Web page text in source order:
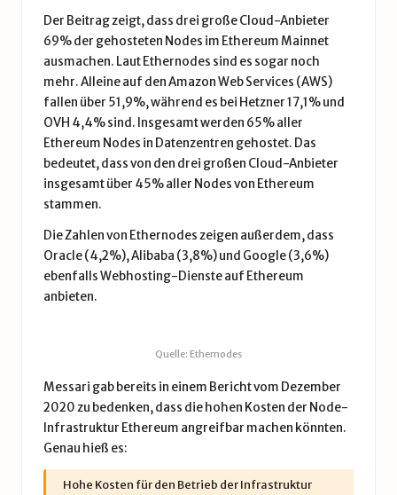
Der Beitragzeigt, dass drei große Cloud-Anbieter
69% der gehosteten Nodes im Ethereum Mainnet
ausmachen. Laut Ethernodes sind es sogar noch
mehr. Alleine auf den Amazon Web Services (AWS)
fallen über 51,9%, während es bei Hetzner 17,1% und
OVH 4,4% sind. Insgesamt werden 65% aller
Ethereum Nodes in Datenzentren gehostet. Das
bedeutet, dass von den drei großen Cloud-Anbieter
insgesamt über 45% aller Nodes von Ethereum
stammen.
Die Zahlen von Ethernodes zeigen außerdem, dass
Oracle (4,2%), Alibaba (3,8%) und Google (3,6%)
ebenfalls Webhosting-Dienste auf Ethereum
anbieten.
Quelle: Ethernodes
Messari gab bereits in einem Bericht vom Dezember
2020zu bedenken, dass die hohen Kosten der Node-
Infrastruktur Ethereum angreifbar machen könnten.
Genau hieß es:
Hohe Kosten für den Betrieb der Infrastruktur